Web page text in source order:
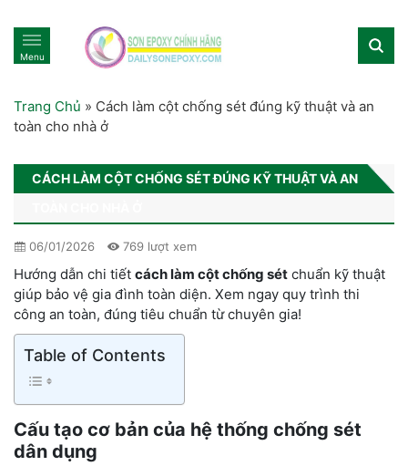
Menu
Trang Chủ » Cách làm cột chống sét đúng kỹ thuật và an
toàn cho nhà ở
CÁCH LÀM CỘT CHỐNG SÉT ĐÚNG KỸ THUẬT VÀ AN
06/01/2026 769 lượt xem
Hướng dẫn chi tiết cách làm cột chống sét chuẩn kỹ thuật
giúp bảo vệ gia đình toàn diện. Xem ngay quy trình thi
công an toàn, đúng tiêu chuẩn từ chuyên gia!
Table of Contents
Cấu tạo cơ bản của hệ thống chống sét
dân dụng